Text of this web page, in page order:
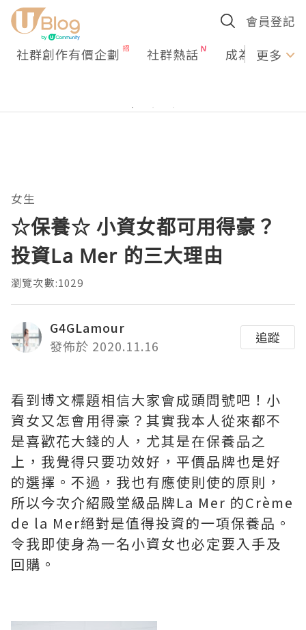
會員登記
社群創作有價企劃 社群熱話 成為U更多
女生
☆保養☆ 小資女都可用得豪？
投資La Mer 的三大理由
瀏覽次數:1029
G4GLamour
發佈於 2020.11.16
追蹤
看到博文標題相信大家會成頭問號吧！小
資女又怎會用得豪？其實我本人從來都不
是喜歡花大錢的人，尤其是在保養品之
上，我覺得只要功效好，平價品牌也是好
的選擇。不過，我也有應使則使的原則，
所以今次介紹殿堂級品牌La Mer 的Crème
de la Mer絕對是值得投資的一項保養品。
令我即使身為一名小資女也必定要入手及
回購。